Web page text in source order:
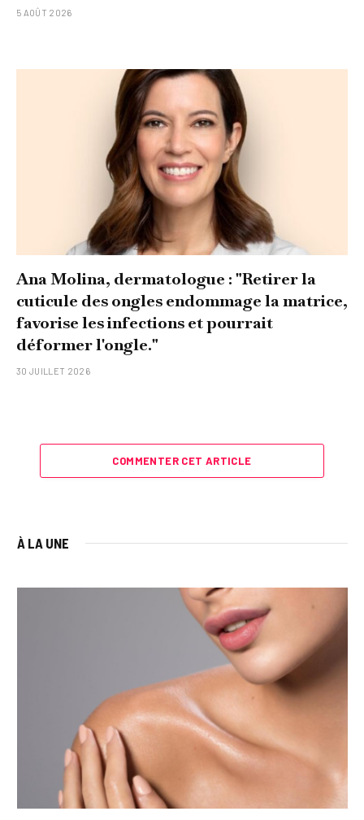
5 AOÛT 2026
Ana Molina, dermatologue : "Retirer la
cuticule des ongles endommage la matrice,
favorise les infections et pourrait
déformer l'ongle."
30 JUILLET 2026
COMMENTER CET ARTICLE
À LA UNE